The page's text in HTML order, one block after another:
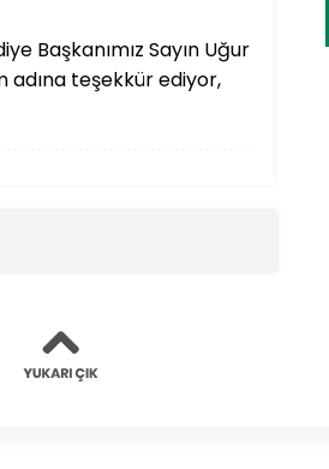
Başkanımız Sayın Uğur
teşekkür ediyor,